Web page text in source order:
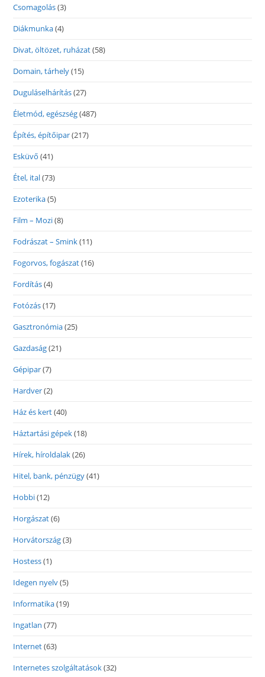
Csomagolás(3)
Diákmunka(4)
Divat, öltözet, ruházat(58)
Domain, tárhely(15)
Duguláselhárítás(27)
Életmód, egészség(487)
Építés, építőipar(217)
Esküvő (41)
Étel, ital(73)
Ezoterika(5)
Film – Mozi(8)
Fodrászat – Smink(11)
Fogorvos, fogászat(16)
Fordítás(4)
Fotózás(17)
Gasztronómia(25)
Gazdaság(21)
Gépipar(7)
Hardver(2)
Ház és kert(40)
Háztartási gépek(18)
Hírek, híroldalak(26)
Hitel, bank, pénzügy(41)
Hobbi(12)
Horgászat(6)
Horvátország(3)
Hostess(1)
Idegen nyelv(5)
Informatika(19)
Ingatlan (77)
Internet(63)
Internetes szolgáltatások(32)